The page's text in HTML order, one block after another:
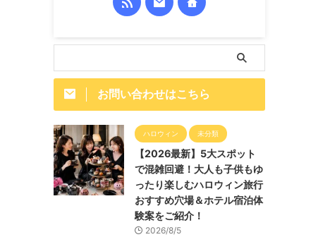
お問い合わせはこちら
ハロウィン 未分類
【2026最新】5大スポット
で混雑回避！大人も子供もゆ
ったり楽しむハロウィン旅行
おすすめ穴場＆ホテル宿泊体
験案をご紹介！
2026/8/5